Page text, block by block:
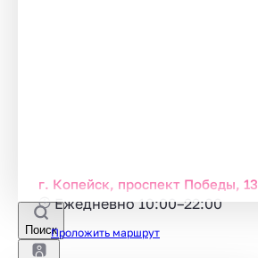
г. Копейск, проспект Победы, 13
Ежедневно 10:00–22:00
Проложить маршрут
Поиск